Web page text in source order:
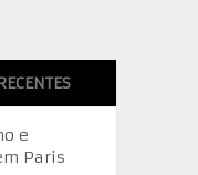
e
Paris